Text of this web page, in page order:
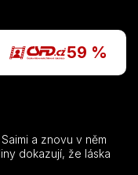
59 %
a znovu v něm
dokazují, že láska